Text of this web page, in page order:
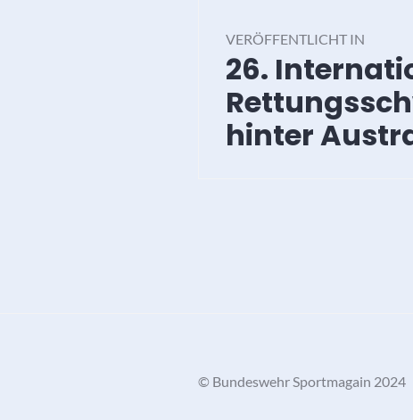
VERÖFFENTLICHT IN
26.
hinter
©️ Bundeswehr Sportmagain 2024